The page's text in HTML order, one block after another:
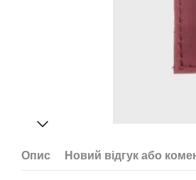
Опис Новий відгук або